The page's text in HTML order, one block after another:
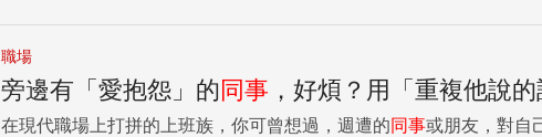
職場
旁邊有「愛抱怨」的同事 ，好煩？用「重複他說
在現代職場上打拼的上班族，你可曾想過，週遭的同事或朋友，對自